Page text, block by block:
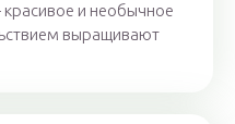
и необычное
выращивают